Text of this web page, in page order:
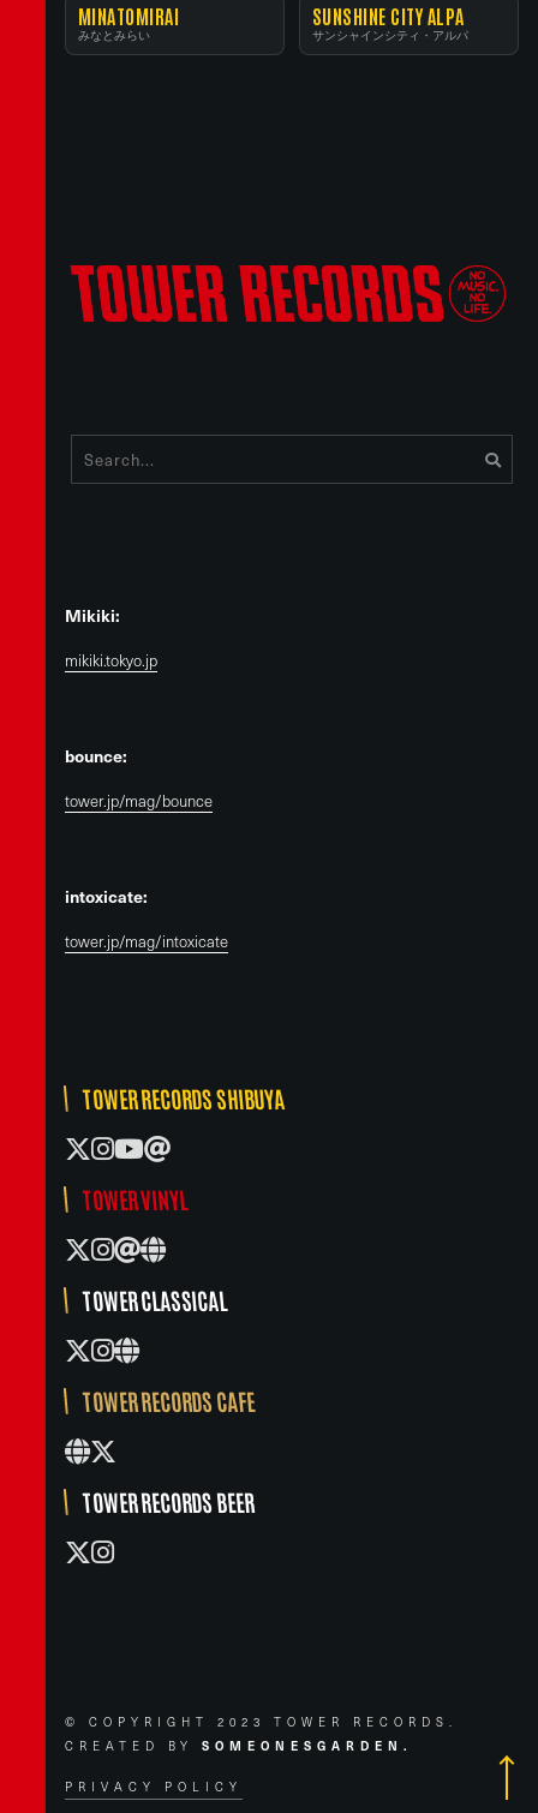
MINATOMIRAI
みなとみらい
SUNSHINE CITY ALPA
サンシャインシティ・アルパ
Mikiki:
mikiki.tokyo.jp
bounce:
tower.jp/mag/bounce
intoxicate:
tower.jp/mag/intoxicate
TOWER RECORDS SHIBUYA
TOWER VINYL
TOWER CLASSICAL
TOWER RECORDS CAFE
TOWER RECORDS BEER
© COPYRIGHT 2023 TOWER RECORDS.
CREATED BY SOMEONESGARDEN.
PRIVACY POLICY